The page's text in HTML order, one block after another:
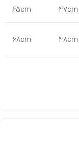
47cm
65cm
48cm
68cm